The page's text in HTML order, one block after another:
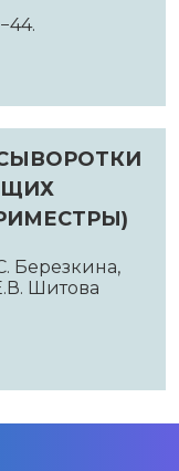
Березкина,
Шитова